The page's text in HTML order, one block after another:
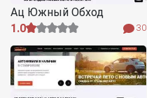
Ац Южный Обход
1.0
30